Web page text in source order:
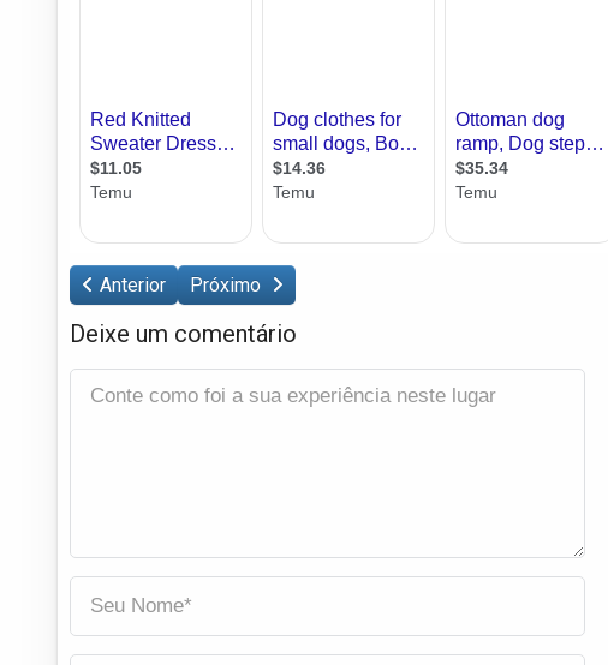
Anterior Próximo
Deixe um comentário